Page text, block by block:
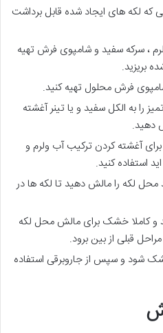
که لکه های ایجاد شده قابل برداشت
، سرکه سفید و شامپوی فرش تهیه
بریزید.
فرش محلول تهیه کنید.
را به الکل سفید و یا تینر آغشته
دهید.
آغشته کردن ترکیب آب ولرم و
استفاده کنید.
محل لکه را مالش دهید تا لکه ها در
و کاملا خشک برای مالش محل لکه
قبلی از بین برود.
شود و سپس از جاروبرقی استفاده